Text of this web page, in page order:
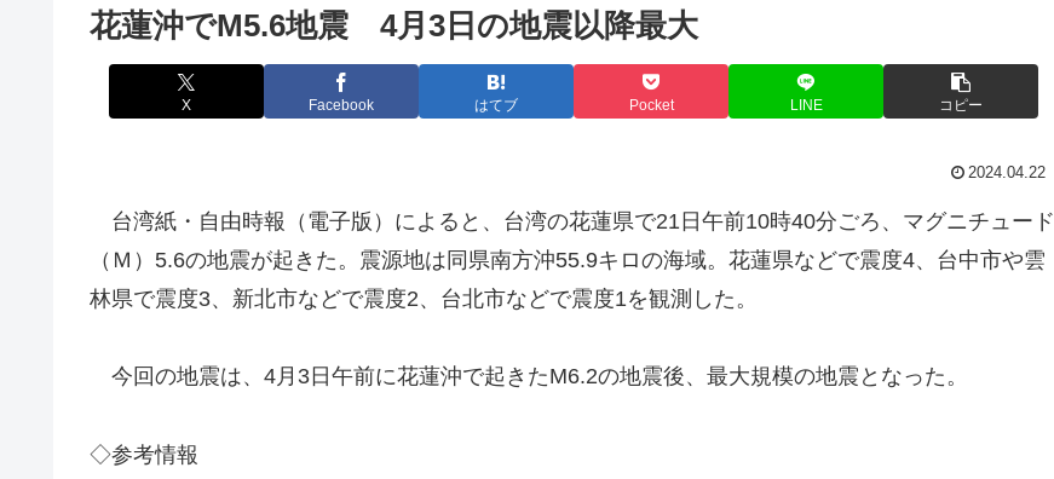
花蓮沖でM5.6地震 4月3日の地震以降最大
X Facebook はてブ Pocket LINE コピー
2024.04.22
台湾紙・自由時報（電子版）によると、台湾の花蓮県で21日午前10時40分ごろ、マグニチュード
（Ｍ）5.6の地震が起きた。震源地は同県南方沖55.9キロの海域。花蓮県などで震度4、台中市や雲
林県で震度3、新北市などで震度2、台北市などで震度1を観測した。
今回の地震は、4月3日午前に花蓮沖で起きたM6.2の地震後、最大規模の地震となった。
◇参考情報